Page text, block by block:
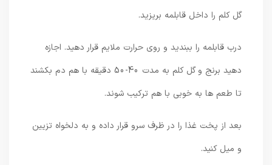
گل کلم را داخل قابلمه بریزید.
درب قابلمه را ببندید و روی حرارت ملایم قرار دهید. اجازه
دهید برنج و گل کلم به مدت 40-50 دقیقه با هم دم بکشند
تا طعم ها به خوبی با هم ترکیب شوند.
بعد از پخت غذا را در ظرف سرو قرار داده و به دلخواه تزیین
و میل کنید.